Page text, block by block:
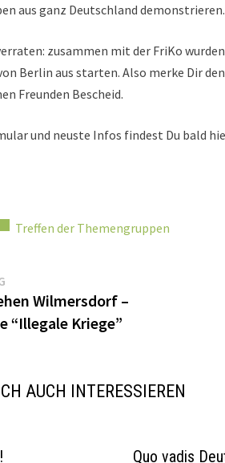
aus ganz Deutschland demonstrieren.
zusammen mit der FriKo
Berlin aus starten. Also merke Dir
Freunden Bescheid.
und neuste Infos findest Du bald
Treffen der Themengruppen
Beitrag:Wilmersdorf –
“Illegale Kriege”
AUCH INTERESSIEREN
Quo vadis